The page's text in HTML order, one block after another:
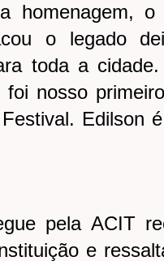
homenagem,
o legado
toda a
nosso
Edilson
pela ACIT
e